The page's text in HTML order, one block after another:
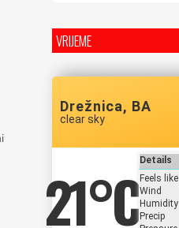
VRIJEME
Drežnica, BA
clear sky
21°CDetails
Feels like
Wind
Humidity
Precip